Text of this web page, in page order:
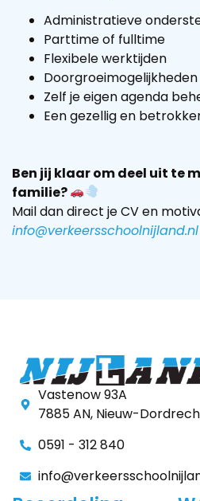
Administratieve
Parttime of fulltime
Flexibele werktijden
Doorgroeimogelijkheden
Zelf je eigen agenda
Een gezellig en
Ben jij klaar om deel uit te
familie?
Mail dan direct je CV en
info@verkeersschoolnijland.nl
Vastenow 93A
7885 AN, Nieuw-
0591 - 312 840